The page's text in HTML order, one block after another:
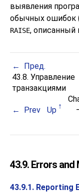
выявления
обычных ошибок
RAISE,
Пред.
43.8. Управление
транзакциями
Prev Up
43.9. Errors and
43.9.1. Reporting